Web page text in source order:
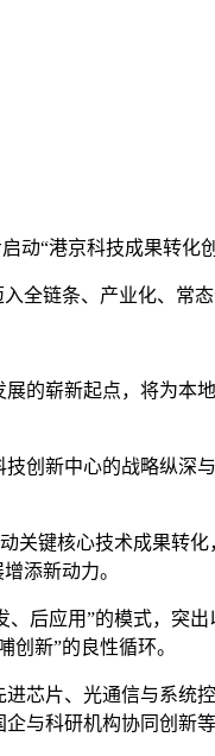
“港京科技成果转化创
链条、产业化、常态
的崭新起点，将为本
创新中心的战略纵深
键核心技术成果转化
添新动力。
后应用”的模式，突
新”的良性循环。
芯片、光通信与系统
与科研机构协同创新